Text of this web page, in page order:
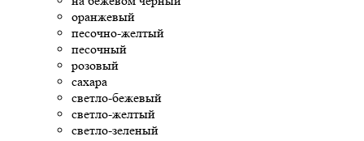
оранжевый
песочно-желтый
песочный
розовый
сахара
светло-бежевый
светло-желтый
светло-зеленый